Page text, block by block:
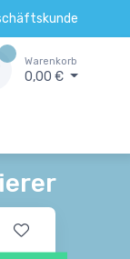
Warenkorb
0,00 €